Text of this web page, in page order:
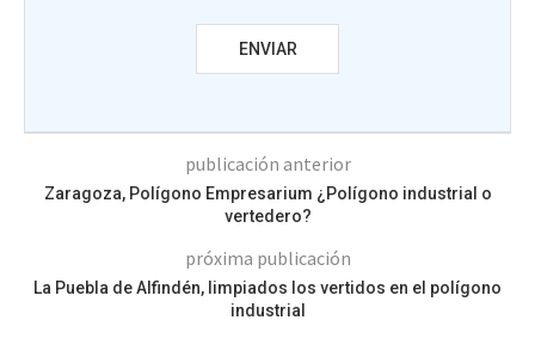
publicación anterior
Zaragoza, Polígono Empresarium ¿Polígono industrial o
vertedero?
próxima publicación
La Puebla de Alfindén, limpiados los vertidos en el polígono
industrial